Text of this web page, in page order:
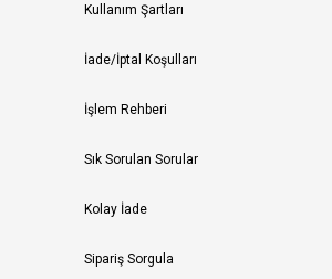
Kullanım Şartları
İade/İptal Koşulları
İşlem Rehberi
Sık Sorulan Sorular
Kolay İade
Sipariş Sorgula